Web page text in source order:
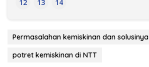
12
13 14
Permasalahan kemiskinan dan solusinya
potret kemiskinan di NTT